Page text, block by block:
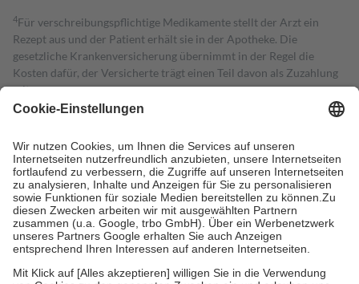
4Für verschreibungspflichtige Medikamente stellt der Arzt ein
Rezept aus und der Patient erhält sie in der Apotheke. Die
gesetzliche Krankenversicherung übernimmt in der Regel die
Kosten dafür, der Versicherte trägt einen Teil davon als Zuzahlung
mit.
Grundsätzlich leisten Mitglieder Zuzahlungen in Höhe von zehn
höchstens zehn Euro.
Es sind jedoch nie mehr als die tatsächlichen
Kosten der Leistung zu entrichten.
Diese Regeln gelten grundsätzlich auch für Online-Apotheken.
Bei Heilmitteln und häuslicher Krankenpflege beträgt die
Zuzahlung zehn Prozent der Kosten sowie zehn Euro je
Verordnung.
Um das Engagement der Versicherten für ihre eigene Gesundheit zu
stärken und die besondere Stellung der Familie zu unterstützen,
fallenkeine Zuzahlungenan bei: